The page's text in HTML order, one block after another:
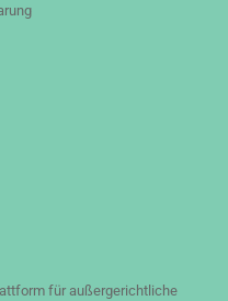
für außergerichtliche